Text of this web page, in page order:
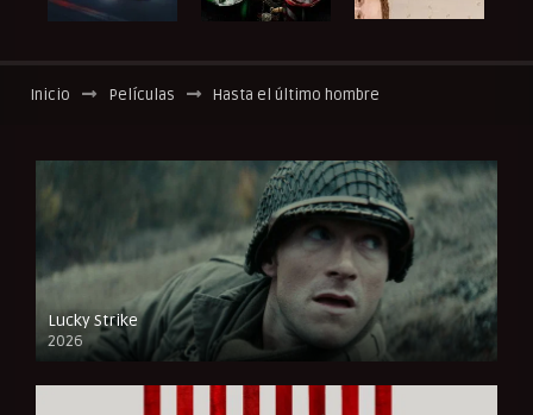
Inicio Películas Hasta el último hombre
Lucky Strike
2026
FULL HD